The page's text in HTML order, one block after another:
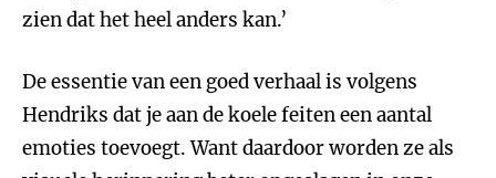
zien dat het heel anders kan.’
De essentie van een goed verhaal is volgens
Hendriks dat je aan de koele feiten een aantal
emoties toevoegt. Want daardoor worden ze als